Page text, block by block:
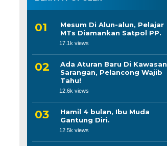
Mesum Di Alun-alun, Pelajar
MTs Diamankan Satpol PP.
17.1k views
Ada Aturan Baru Di Kawasan
Sarangan, Pelancong Wajib
Tahu!
12.6k views
Hamil 4 bulan, Ibu Muda
Gantung Diri.
12.5k views